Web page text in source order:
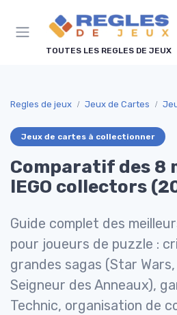
TOUTES LES REGLES DE JEUX
Regles de jeux Jeux de Cartes
Jeux de cartes à collectionner
Comparatif des 8
lEGO collectors
Guide complet des
pour joueurs de puzzle :
grandes sagas (Star
Seigneur des Anneaux),
Technic, organisation de